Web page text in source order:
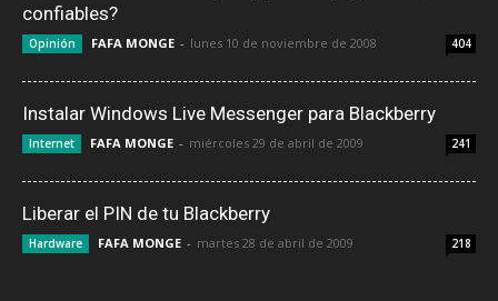
confiables?
Opinión FAFA MONGE - lunes 10 de noviembre de 2008 404
Instalar Windows Live Messenger para Blackberry
Internet FAFA MONGE - miércoles 29 de abril de 2009 241
Liberar el PIN de tu Blackberry
Hardware FAFA MONGE - martes 28 de abril de 2009 218